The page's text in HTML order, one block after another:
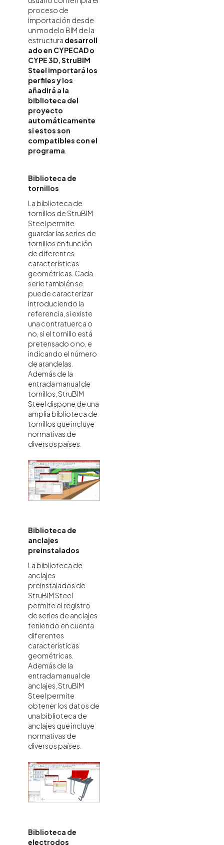
proceso de
importación desde
un modelo BIM de la
estructura desarroll
ado en CYPECAD o
CYPE 3D, StruBIM
Steel importará los
perfiles y los
añadirá a la
biblioteca del
proyecto
automáticamente
si estos son
compatibles con el
programa
Biblioteca de
tornillos
La biblioteca de
tornillos de StruBIM
Steel permite
guardar las series de
tornillos en función
de diferentes
características
geométricas. Cada
serie también se
puede caracterizar
introduciendo la
referencia, si existe
una contratuerca o
no, si el tornillo está
pretensado o no, e
indicando el número
de arandelas.
Además de la
entrada manual de
tornillos, StruBIM
Steel dispone de una
amplia biblioteca de
tornillos que incluye
normativas de
diversos países.
Biblioteca de
anclajes
preinstalados
La biblioteca de
anclajes
preinstalados de
StruBIM Steel
permite el registro
de series de anclajes
teniendo en cuenta
diferentes
características
geométricas.
Además de la
entrada manual de
anclajes, StruBIM
Steel permite
obtener los datos de
una biblioteca de
anclajes que incluye
normativas de
diversos países.
Biblioteca de
electrodos